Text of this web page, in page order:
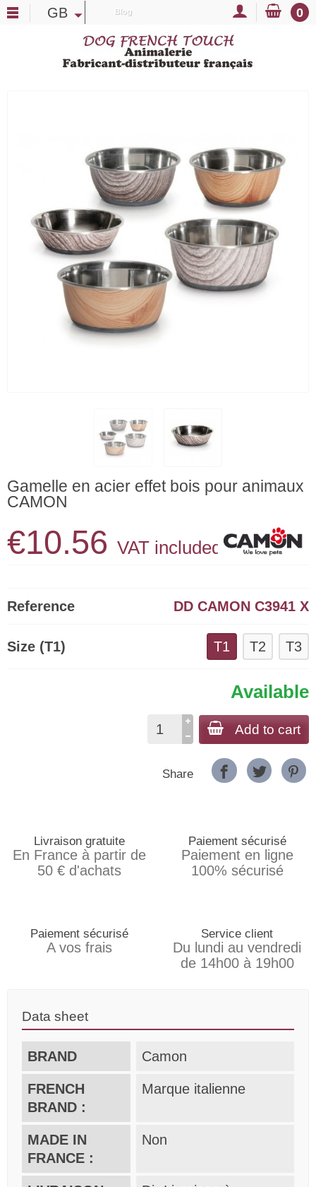
GB Blog 0
Gamelle en acier effet bois pour animaux
CAMON
€10.56 VAT included
Reference DD CAMON C3941 X
Size (T1) T1 T2 T3
Available
Add to cart
Share
Livraison gratuite
En France à partir de
50 € d'achats
Paiement sécurisé
Paiement en ligne
100% sécurisé
Paiement sécurisé
A vos frais
Service client
Du lundi au vendredi
de 14h00 à 19h00
Data sheet
BRAND Camon
FRENCH
BRAND :
Marque italienne
MADE IN
FRANCE :
Non